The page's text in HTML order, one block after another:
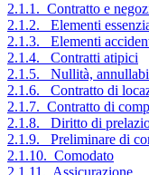
2.1.1. Contratto e
2.1.2. Elementi
2.1.3. Elementi
2.1.4. Contratti atipici
2.1.5. Nullità,
2.1.6. Contratto di
2.1.7. Contratto di
2.1.8. Diritto di
2.1.9. Preliminare di
2.1.10. Comodato